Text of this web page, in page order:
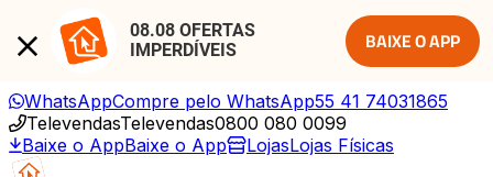
08.08 OFERTAS
IMPERDÍVEIS
BAIXE O APP
WhatsAppCompre pelo WhatsApp55 41 74031865
TelevendasTelevendas0800 080 0099
Baixe o AppBaixe o App LojasLojas Físicas